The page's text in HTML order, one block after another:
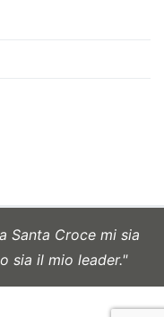
Santa Croce mi sia
sia il mio leader."